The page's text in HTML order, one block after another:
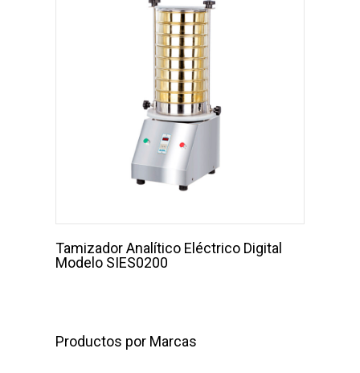
Tamizador Analítico Eléctrico Digital
Modelo SIES0200
Productos por Marcas